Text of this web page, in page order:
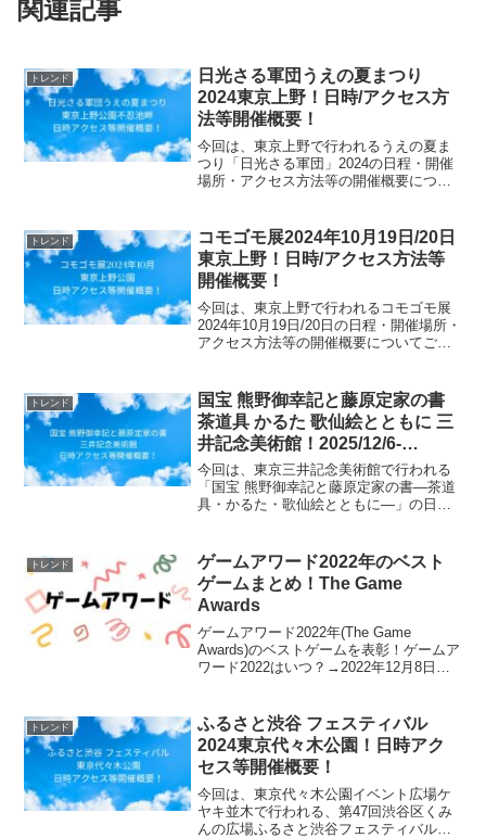
関連記事
トレンド
日光さる軍団うえの夏まつり
2024東京上野！日時/アクセス方
法等開催概要！
今回は、東京上野で行われるうえの夏ま
つり「日光さる軍団」2024の日程・開催
場所・アクセス方法等の開催概要につい
月4日（日）10:00～17:00開催場所/ア...
トレンド
コモゴモ展2024年10月19日/20日
東京上野！日時/アクセス方法等
開催概要！
今回は、東京上野で行われるコモゴモ展
2024年10月19日/20日の日程・開催場所・
アクセス方法等の開催概要についてご紹
トです。ピカソ 絵画 可愛い犬の絵開催日
程202...
トレンド
国宝 熊野御幸記と藤原定家の書
茶道具 かるた 歌仙絵とともに 三
井記念美術館！2025/12/6-
2026/2/1日時アクセス方法等開催
概要！
今回は、東京三井記念美術館で行われる
「国宝 熊野御幸記と藤原定家の書―茶道
具・かるた・歌仙絵とともに―」の日
記念し、国宝「熊野御幸記」全巻を久方
ぶりに公開。藤原定家や...
トレンド
ゲームアワード2022年のベスト
ゲームまとめ！The Game
Awards
ゲームアワード2022年(The Game
Awards)のベストゲームを表彰！ゲームア
ワード2022はいつ？→2022年12月8日
は、フロム・ソフ...
トレンド
ふるさと渋谷 フェスティバル
2024東京代々木公園！日時アク
セス等開催概要！
今回は、東京代々木公園イベント広場ケ
ヤキ並木で行われる、第47回渋谷区くみ
んの広場ふるさと渋谷フェスティバル